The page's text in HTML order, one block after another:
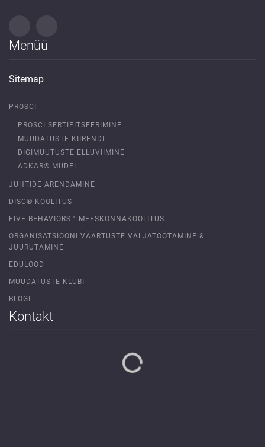
Menüü
Sitemap
PROSCI
PROSCI SERTIFITSEERIMINE
MUUDATUSTE KIIRENDI
DIGIMUUTUSTE ELLUVIIMINE
ADKAR® MUDEL
JUHTIDE ARENDAMINE
DISC® KOOLITUS
FIVE BEHAVIORS™ MEESKONNAKOOLITUS
ORGANISATSIOONI VÄÄRTUSTE VÄLJATÖÖTAMINE &
JUURUTAMINE
EDULOOD
MUUDATUSTE KLUBI
BLOGI
Kontakt